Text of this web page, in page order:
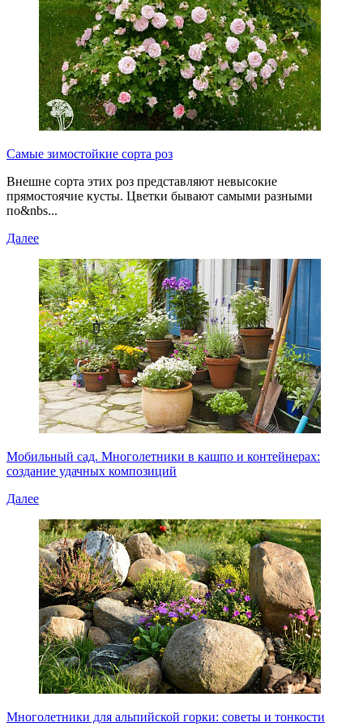
Самые зимостойкие сорта роз
Внешне сорта этих роз представляют невысокие
прямостоячие кусты. Цветки бывают самыми разными
по&nbs...
Далее
Мобильный сад. Многолетники в кашпо и контейнерах:
создание удачных композиций
Далее
Многолетники для альпийской горки: советы и тонкости